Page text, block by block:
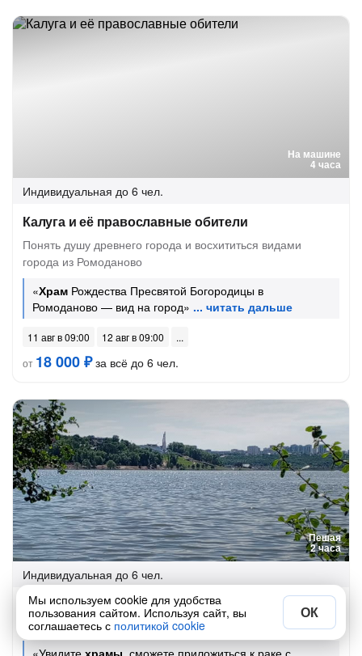
На машине
4 часа
Индивидуальная до 6 чел.
Калуга и её православные обители
Понять душу древнего города и восхититься видами
города из Ромоданово
«Храм Рождества Пресвятой Богородицы в
Ромоданово — вид на город»
11 авг в 09:00
12 авг в 09:00
от 18 000 ₽за всё до 6 чел.
Пешая
2 часа
Индивидуальная до 6 чел.
Сосновый бор, море и монастырь: для тех, кто
устал от цивилизации
«Увидите храмы , сможете приложиться к раке с
Мы используем cookie для удобства
пользования сайтом. Используя сайт, вы
соглашаетесь с политикой cookie
ОК